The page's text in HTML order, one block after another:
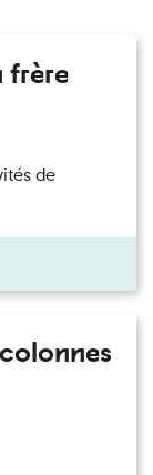
frère
de